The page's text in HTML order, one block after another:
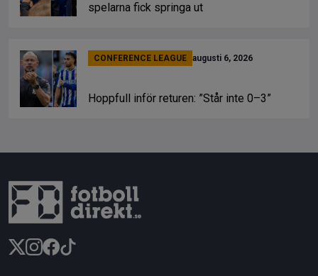
spelarna fick springa ut
CONFERENCE LEAGUE augusti 6, 2026
Hoppfull inför returen: ”Står inte 0–3”